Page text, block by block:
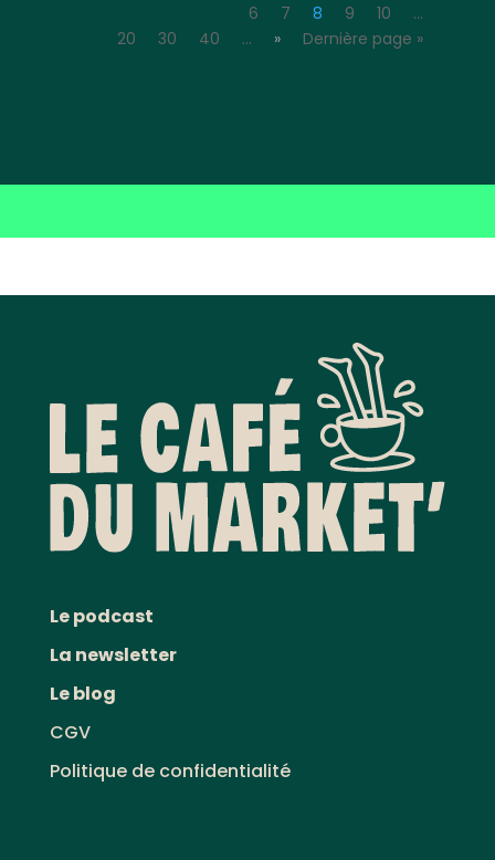
6
7 8 9 10
…
20
30 40 … » Dernière page »
Le podcast
La newsletter
Le blog
CGV
Politique de confidentialité